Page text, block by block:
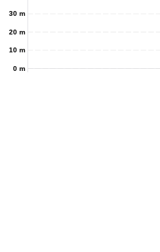
0 m
10 m
20 m
30 m